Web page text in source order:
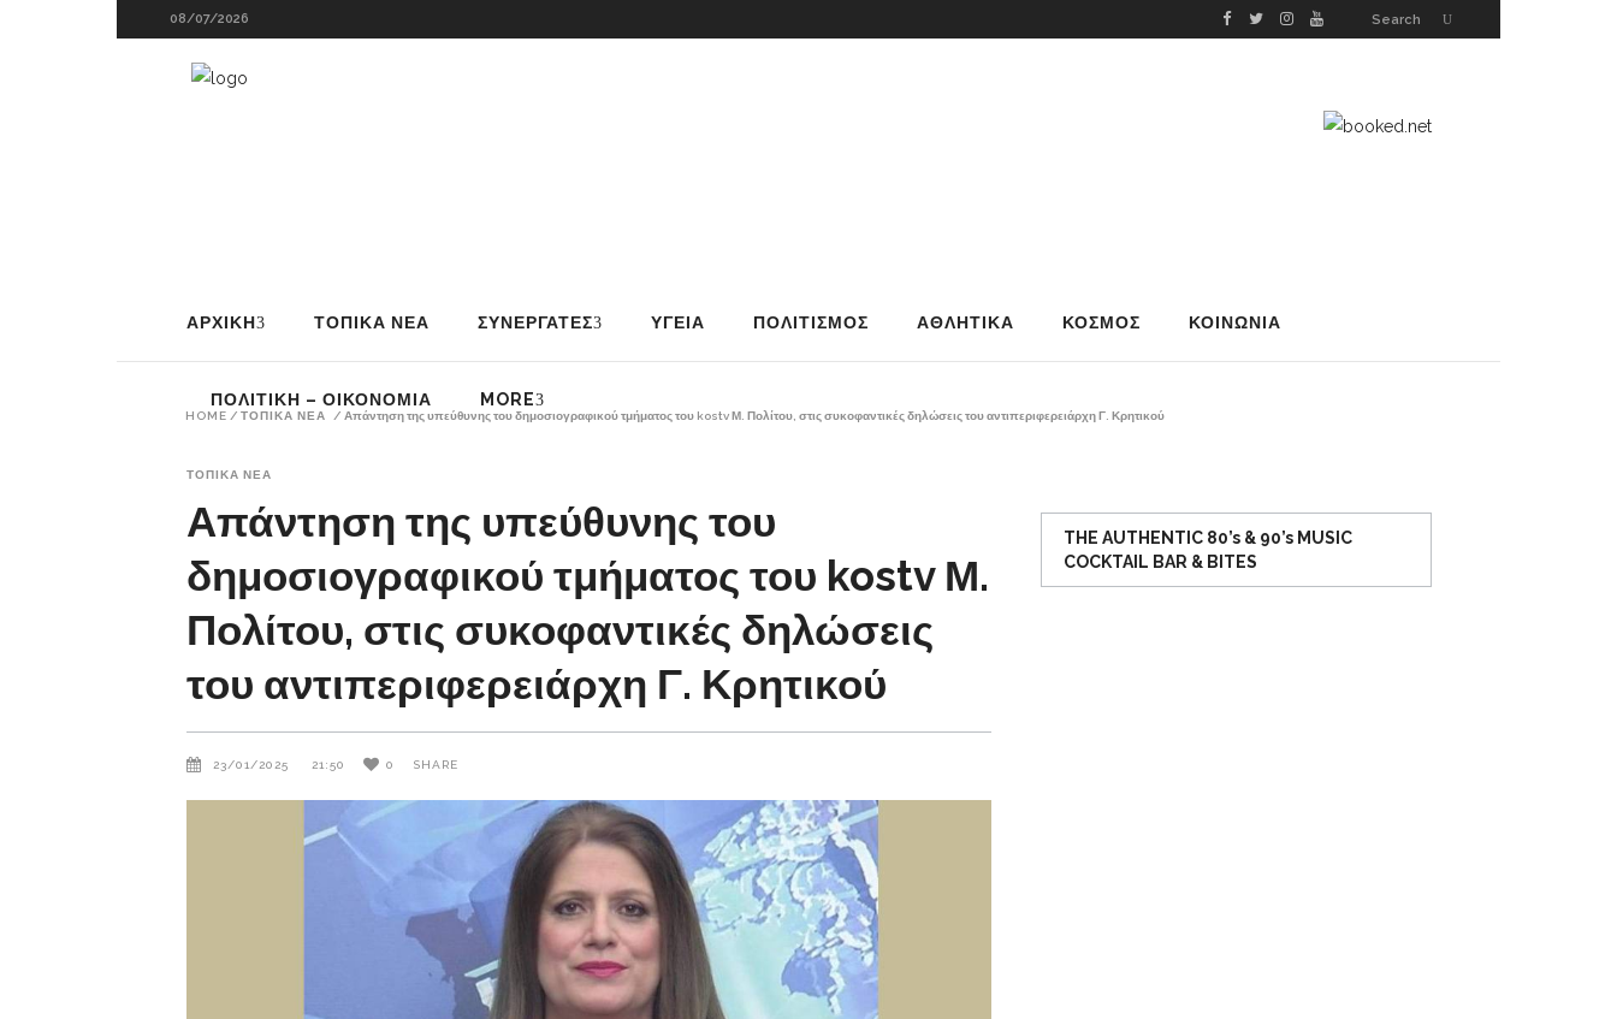
08/07/2026 Search
ΑΡΧΙΚΗ ΤΟΠΙΚΑ ΝΕΑ ΣΥΝΕΡΓΑΤΕΣ ΥΓΕΙΑ ΠΟΛΙΤΙΣΜΟΣ ΑΘΛΗΤΙΚΑ ΚΟΣΜΟΣ ΚΟΙΝΩΝΙΑ
ΠΟΛΙΤΙΚΗ – ΟΙΚΟΝΟΜΙΑ MORE
HOME / ΤΟΠΙΚΑ ΝΕΑ / Απάντηση της υπεύθυνης του δημοσιογραφικού τμήματος του kostv Μ. Πολίτου, στις συκοφαντικές δηλώσεις του αντιπεριφερειάρχη Γ. Κρητικού
ΤΟΠΙΚΑ ΝΕΑ
Απάντηση της υπεύθυνης του
δημοσιογραφικού τμήματος του kostv Μ.
Πολίτου, στις συκοφαντικές δηλώσεις
του αντιπεριφερειάρχη Γ. Κρητικού
23/01/2025 21:50 0 SHARE
THE AUTHENTIC 80’s & 90’s MUSIC
COCKTAIL BAR & BITES